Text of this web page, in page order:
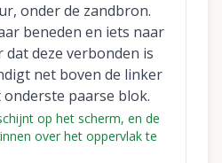
onder de zandbron.
beneden en iets naar
deze verbonden is
net boven de linker
paarse blok.
op het scherm, en de
over het oppervlak te